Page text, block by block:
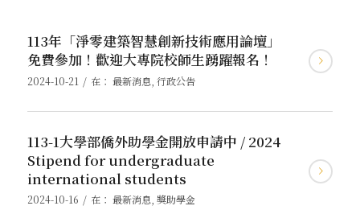
113年「淨零建築智慧創新技術應用論壇」
免費參加！歡迎大專院校師生踴躍報名！
2024-10-21 / 在： 最新消息 行政公告
113-1大學部僑外助學金開放申請中 / 2024
Stipend for undergraduate
international students
2024-10-16 / 在： 最新消息 獎助學金